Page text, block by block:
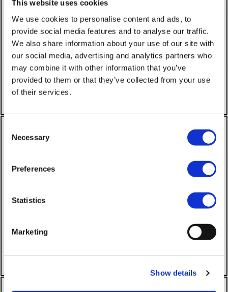
This website uses cookies
We use cookies to personalise content and ads, to
provide social media features and to analyse our traffic.
We also share information about your use of our site with
our social media, advertising and analytics partners who
may combine it with other information that you’ve
provided to them or that they’ve collected from your use
of their services.
Selection
Necessary
Preferences
Statistics
Marketing
Show details